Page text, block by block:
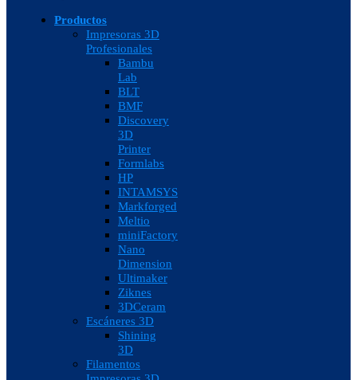
Productos
Impresoras 3D
Profesionales
Bambu
Lab
BLT
BMF
Discovery
3D
Printer
Formlabs
HP
INTAMSYS
Markforged
Meltio
miniFactory
Nano
Dimension
Ultimaker
Ziknes
3DCeram
Escáneres 3D
Shining
3D
Filamentos